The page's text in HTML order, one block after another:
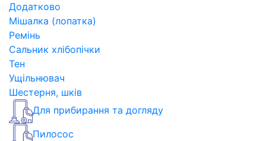
Додатково
Мішалка (лопатка)
Ремінь
Сальник хлібопічки
Тен
Ущільнювач
Шестерня, шків
Для прибирання та догляду
Пилосос